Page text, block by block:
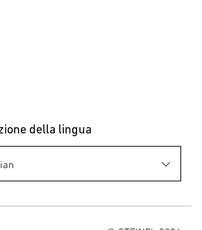
della lingua